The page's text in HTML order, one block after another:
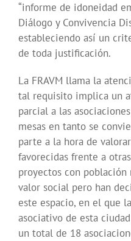
“informe de idoneidad
Diálogo y Convivencia
estableciendo así un
de toda justificación.
La FRAVM llama la
tal requisito implica un
parcial a las
mesas en tanto se
parte a la hora de
favorecidas frente a
proyectos con
valor social pero han
este espacio, en el que
asociativo de esta
un total de 18